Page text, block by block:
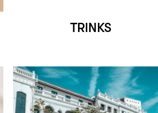
TRINKS